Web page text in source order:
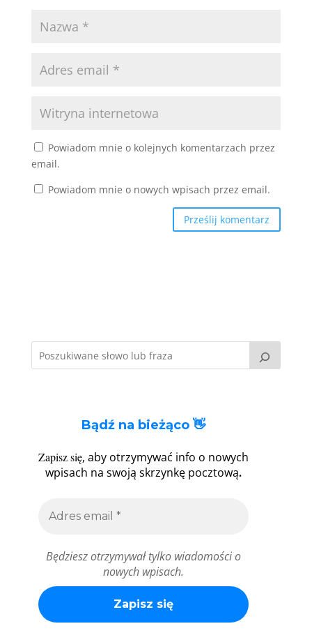
Powiadom mnie o kolejnych komentarzach przez
email.
Powiadom mnie o nowych wpisach przez email.
Bądź na bieżąco 👋
Zapisz się, aby otrzymywać info o nowych
wpisach na swoją skrzynkę pocztową.
Będziesz otrzymywał tylko wiadomości o
nowych wpisach.